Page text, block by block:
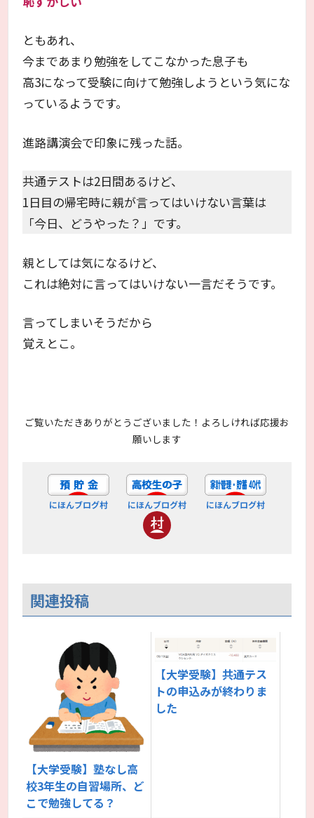
ともあれ、
今まであまり勉強をしてこなかった息子も
高3になって受験に向けて勉強しようという気にな
っているようです。
進路講演会で印象に残った話。
共通テストは2日間あるけど、
1日目の帰宅時に親が言ってはいけない言葉は
「今日、どうやった？」です。
親としては気になるけど、
これは絶対に言ってはいけない一言だそうです。
言ってしまいそうだから
覚えとこ。
ご覧いただきありがとうございました！よろしければ応援お
願いします
にほんブログ村 にほんブログ村 にほんブログ村
関連投稿
【大学受験】塾なし高
校3年生の自習場所、ど
こで勉強してる？
【大学受験】共通テス
トの申込みが終わりま
した